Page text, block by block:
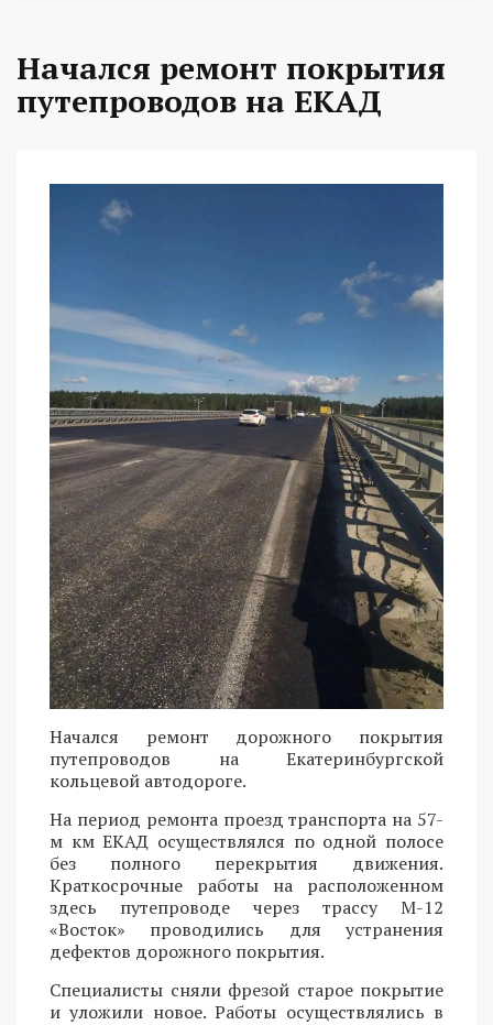
Начался ремонт покрытия
путепроводов на ЕКАД
Начался ремонт дорожного покрытия
путепроводов на Екатеринбургской
кольцевой автодороге.
На период ремонта проезд транспорта на 57-
м км ЕКАД осуществлялся по одной полосе
без полного перекрытия движения.
Краткосрочные работы на расположенном
здесь путепроводе через трассу М-12
«Восток» проводились для устранения
дефектов дорожного покрытия.
Специалисты сняли фрезой старое покрытие
и уложили новое. Работы осуществлялись в